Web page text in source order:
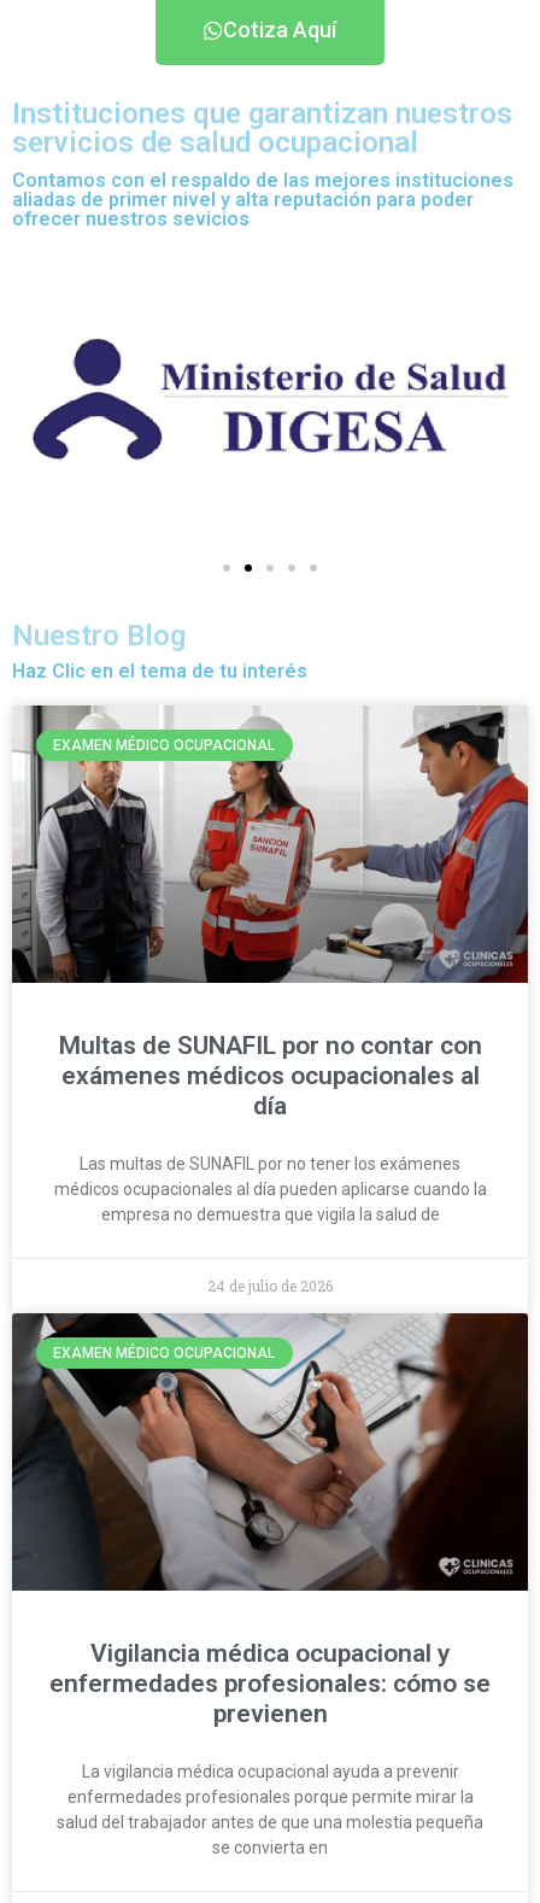
Cotiza Aquí
Instituciones que garantizan nuestros
servicios de salud ocupacional
Contamos con el respaldo de las mejores instituciones
aliadas de primer nivel y alta reputación para poder
ofrecer nuestros sevicios
Nuestro Blog
Haz Clic en el tema de tu interés
EXAMEN MÉDICO OCUPACIONAL
Multas de SUNAFIL por no contar con
exámenes médicos ocupacionales al
día
Las multas de SUNAFIL por no tener los exámenes
médicos ocupacionales al día pueden aplicarse cuando la
empresa no demuestra que vigila la salud de
24 de julio de 2026
EXAMEN MÉDICO OCUPACIONAL
Vigilancia médica ocupacional y
enfermedades profesionales: cómo se
previenen
La vigilancia médica ocupacional ayuda a prevenir
enfermedades profesionales porque permite mirar la
salud del trabajador antes de que una molestia pequeña
se convierta en